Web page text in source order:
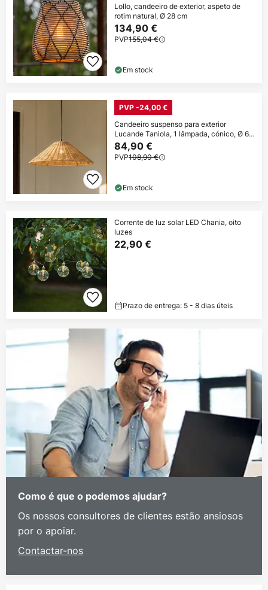
Lollo, candeeiro de exterior, aspeto de
rotim natural, Ø 28 cm
134,90 €
PVP155,04 €
Em stock
PVP -24,00 €
Candeeiro suspenso para exterior
Lucande Taniola, 1 lâmpada, cónico, Ø 60
cm
84,90 €
PVP108,90 €
Em stock
Corrente de luz solar LED Chania, oito
luzes
22,90 €
Prazo de entrega: 5 - 8 dias úteis
Como é que o podemos ajudar?
Os nossos consultores de clientes estão ansiosos
por o apoiar.
Contactar-nos